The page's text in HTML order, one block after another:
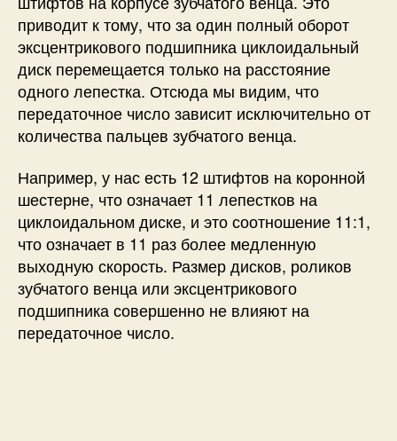
приводит к тому, что за один полный оборот
эксцентрикового подшипника циклоидальный
диск перемещается только на расстояние
одного лепестка. Отсюда мы видим, что
передаточное число зависит исключительно от
количества пальцев зубчатого венца.
Например, у нас есть 12 штифтов на коронной
шестерне, что означает 11 лепестков на
циклоидальном диске, и это соотношение 11:1,
что означает в 11 раз более медленную
выходную скорость. Размер дисков, роликов
зубчатого венца или эксцентрикового
подшипника совершенно не влияют на
передаточное число.